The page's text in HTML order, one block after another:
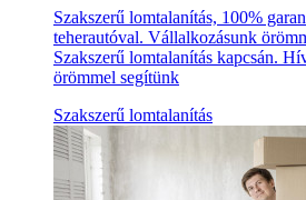
Szakszerű lomtalanítás, 100%
teherautóval. Vállalkozásunk
Szakszerű lomtalanítás kapcsán.
örömmel segítünk
Szakszerű lomtalanítás